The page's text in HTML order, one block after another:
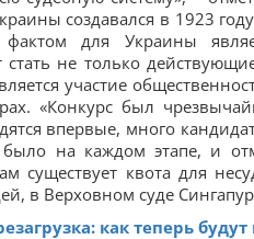
создавался в 1923
для Украины
стать не только
участие
«Конкурс был
впервые, много
было на каждом этапе, и
существует квота для
в Верховном суде
как теперь